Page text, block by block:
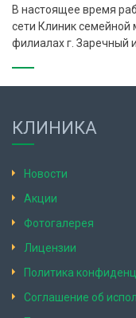
В настоящее время
сети Клиник
филиалах г. Заречный
КЛИНИКА
Новости
Акции
Фотогалерея
Лицензии
Политика
Соглашение об